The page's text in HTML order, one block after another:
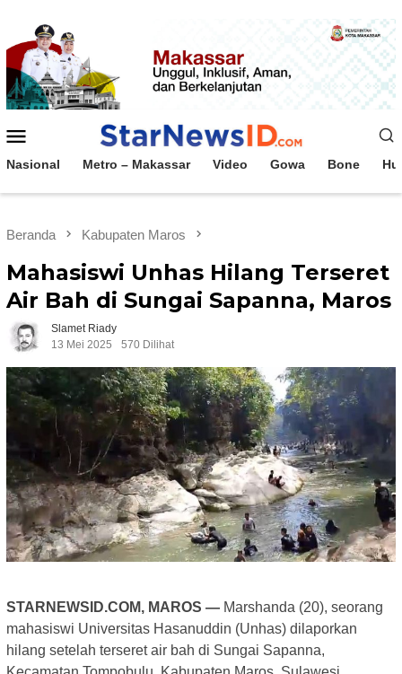
konten
Mobile
Nasional Metro – Makassar Video Gowa Bone
Beranda Kabupaten Maros
Mahasiswi Unhas Hilang Terseret
Air Bah di Sungai Sapanna, Maros
Slamet Riady
13 Mei 2025
570 Dilihat
STARNEWSID.COM, MAROS — Marshanda (20), seorang
mahasiswi Universitas Hasanuddin (Unhas) dilaporkan
hilang setelah terseret air bah di Sungai Sapanna,